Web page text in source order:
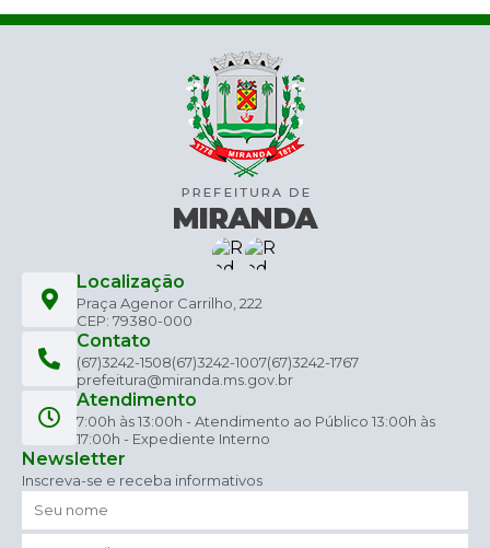
Localização
Praça Agenor Carrilho, 222
CEP: 79380-000
Contato
(67)3242-1508(67)3242-1007(67)3242-1767
prefeitura@miranda.ms.gov.br
Atendimento
7:00h às 13:00h - Atendimento ao Público 13:00h às
17:00h - Expediente Interno
Newsletter
Inscreva-se e receba informativos